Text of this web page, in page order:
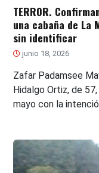
TERROR.
una cabaña de La
sin identificar
junio 18, 2026
Zafar Padamsee
Hidalgo Ortiz, de
mayo con la